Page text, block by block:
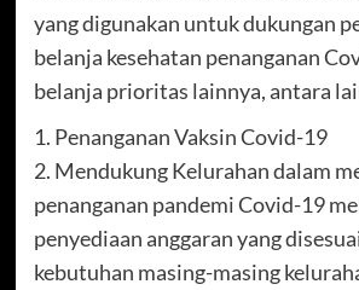
yang digunakan untuk dukungan
belanja kesehatan penanganan
belanja prioritas lainnya, antara
1. Penanganan Vaksin Covid-19
2. Mendukung Kelurahan dalam
penanganan pandemi Covid-19
penyediaan anggaran yang
kebutuhan masing-masing